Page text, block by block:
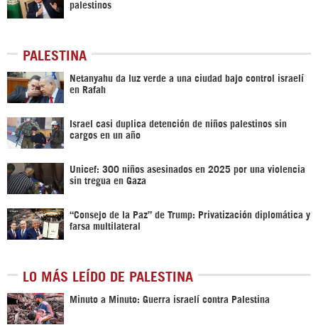
palestinos
PALESTINA
Netanyahu da luz verde a una ciudad bajo control israelí
en Rafah
Israel casi duplica detención de niños palestinos sin
cargos en un año
Unicef: 300 niños asesinados en 2025 por una violencia
sin tregua en Gaza
“Consejo de la Paz” de Trump: Privatización diplomática y
farsa multilateral
LO MÁS LEÍDO DE PALESTINA
Minuto a Minuto: Guerra israelí contra Palestina